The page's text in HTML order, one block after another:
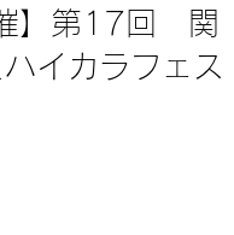
】第17回 関
イカラフェス